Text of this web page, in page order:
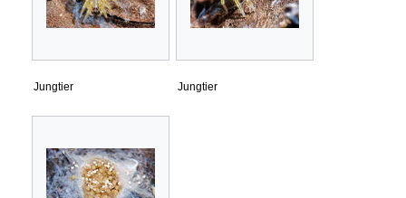
Jungtier Jungtier